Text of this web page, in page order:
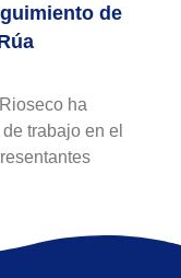
de
ha
trabajo en el